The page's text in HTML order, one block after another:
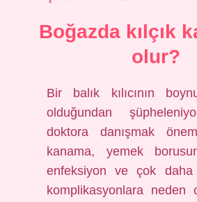
Boğazda kılçık
olur?
Bir balık kılıcının
olduğundan
doktora danışmak
kanama, yemek
enfeksiyon ve çok daha
komplikasyonlara neden